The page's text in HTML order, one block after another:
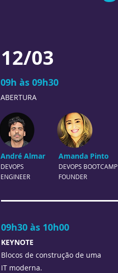
12/03
09h às 09h30
ABERTURA
André Almar
DEVOPS
ENGINEER
Amanda Pinto
DEVOPS BOOTCAMP
FOUNDER
09h30 às 10h00
KEYNOTE
Blocos de construção de uma
IT moderna.